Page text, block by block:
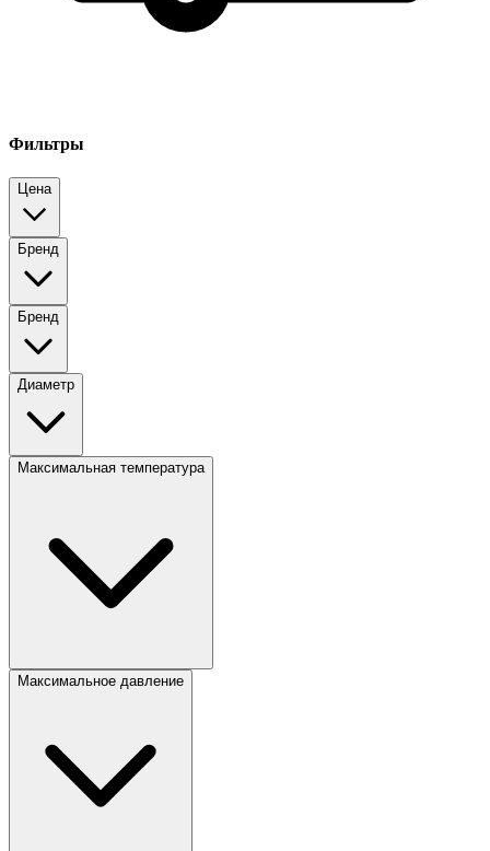
Фильтры
Цена
Бренд
Бренд
Диаметр
Максимальная температура
Максимальное давление